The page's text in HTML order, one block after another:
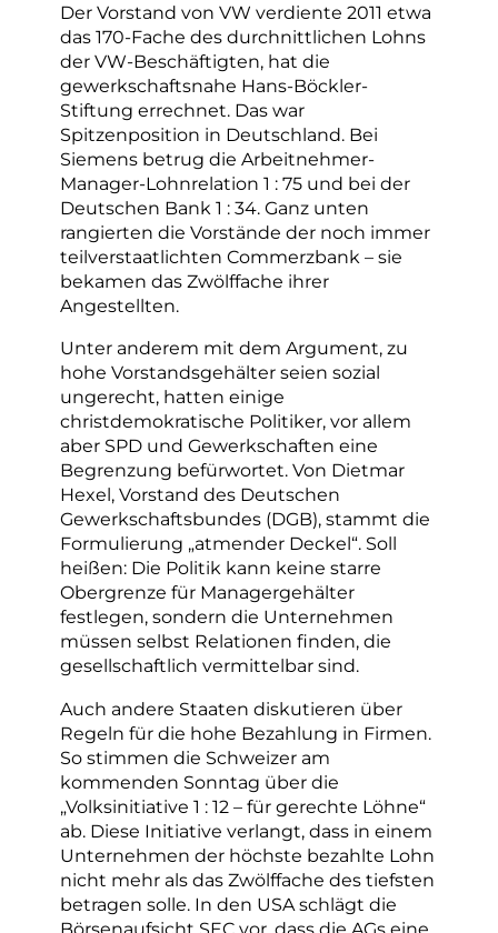
Der Vorstand von VW verdiente 2011 etwa
das 170-Fache des durchnittlichen Lohns
der VW-Beschäftigten, hat die
gewerkschaftsnahe Hans-Böckler-
Stiftung errechnet. Das war
Spitzenposition in Deutschland. Bei
Siemens betrug die Arbeitnehmer-
Manager-Lohnrelation 1 : 75 und bei der
Deutschen Bank 1 : 34. Ganz unten
rangierten die Vorstände der noch immer
teilverstaatlichten Commerzbank – sie
bekamen das Zwölffache ihrer
Angestellten.
Unter anderem mit dem Argument, zu
hohe Vorstandsgehälter seien sozial
ungerecht, hatten einige
christdemokratische Politiker, vor allem
aber SPD und Gewerkschaften eine
Begrenzung befürwortet. Von Dietmar
Hexel, Vorstand des Deutschen
Gewerkschaftsbundes (DGB), stammt die
Formulierung „atmender Deckel“. Soll
heißen: Die Politik kann keine starre
Obergrenze für Managergehälter
festlegen, sondern die Unternehmen
müssen selbst Relationen finden, die
gesellschaftlich vermittelbar sind.
Auch andere Staaten diskutieren über
Regeln für die hohe Bezahlung in Firmen.
So stimmen die Schweizer am
kommenden Sonntag über die
„Volksinitiative 1 : 12 – für gerechte Löhne“
ab. Diese Initiative verlangt, dass in einem
Unternehmen der höchste bezahlte Lohn
nicht mehr als das Zwölffache des tiefsten
betragen solle. In den USA schlägt die
Börsenaufsicht SEC vor, dass die AGs eine